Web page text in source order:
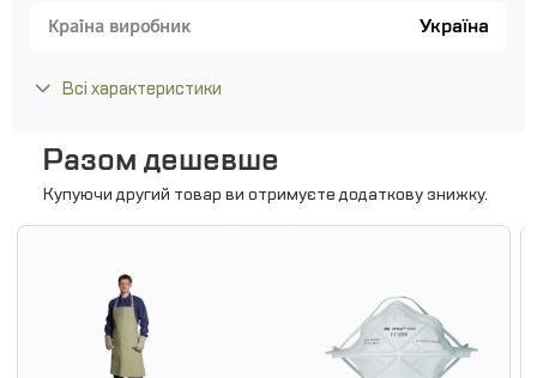
Країна виробник Україна
Всі характеристики
Разом дешевше
Купуючи другий товар ви отримуєте додаткову знижку.